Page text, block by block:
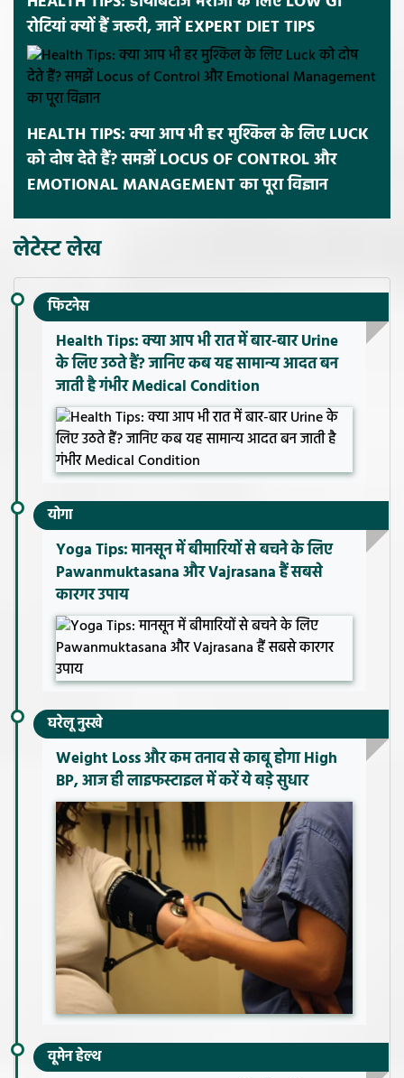
रोटियां क्यों हैं जरूरी, जानें EXPERT DIET TIPS
HEALTH TIPS: क्या आप भी हर मुश्किल के लिए LUCK
को दोष देते हैं? समझें LOCUS OF CONTROL और
EMOTIONAL MANAGEMENT का पूरा विज्ञान
लेटेस्ट लेख
फिटनेस
Health Tips: क्या आप भी रात में बार-बार Urine
के लिए उठते हैं? जानिए कब यह सामान्य आदत बन
जाती है गंभीर Medical Condition
योगा
Yoga Tips: मानसून में बीमारियों से बचने के लिए
Pawanmuktasana और Vajrasana हैं सबसे
कारगर उपाय
घरेलू नुस्खे
Weight Loss और कम तनाव से काबू होगा High
BP, आज ही लाइफस्टाइल में करें ये बड़े सुधार
वूमेन हेल्थ